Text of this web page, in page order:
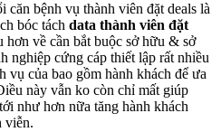
căn bệnh vụ thành viên đặt deals là
bóc tách data thành viên đặt
hơn về cần bắt buộc sở hữu & sở
nghiệp cứng cáp thiết lập rất nhiều
vụ của bao gồm hành khách để ưa
này vẫn ko còn chỉ mất giúp
như hơn nữa tăng hành khách
viễn.